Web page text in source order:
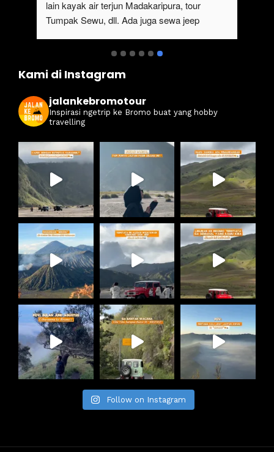
lain kayak air terjun Madakaripura, tour
Tumpak Sewu, dll. Ada juga sewa jeep
Kami di Instagram
jalankebromotour
Inspirasi ngetrip ke Bromo buat yang hobby
travelling
Follow on Instagram